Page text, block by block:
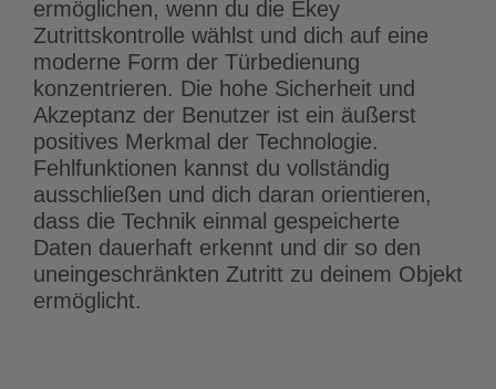
ermöglichen, wenn du die Ekey
Zutrittskontrolle wählst und dich auf eine
moderne Form der Türbedienung
konzentrieren. Die hohe Sicherheit und
Akzeptanz der Benutzer ist ein äußerst
positives Merkmal der Technologie.
Fehlfunktionen kannst du vollständig
ausschließen und dich daran orientieren,
dass die Technik einmal gespeicherte
Daten dauerhaft erkennt und dir so den
uneingeschränkten Zutritt zu deinem Objekt
ermöglicht.